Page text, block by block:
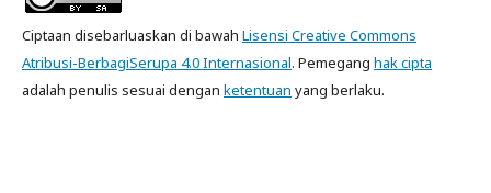
Ciptaan disebarluaskan di bawah Lisensi Creative Commons
Atribusi-BerbagiSerupa 4.0 Internasional. Pemegang hak cipta
adalah penulis sesuai dengan ketentuan yang berlaku.